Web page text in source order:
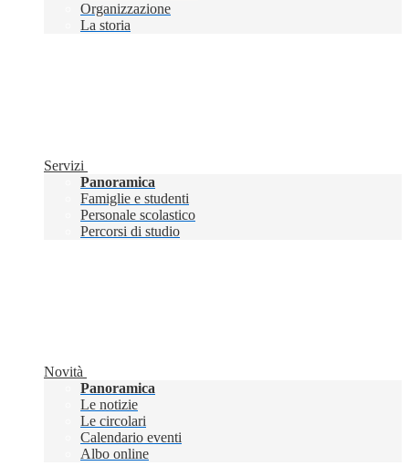
Organizzazione
La storia
Servizi
Panoramica
Famiglie e studenti
Personale scolastico
Percorsi di studio
Novità
Panoramica
Le notizie
Le circolari
Calendario eventi
Albo online